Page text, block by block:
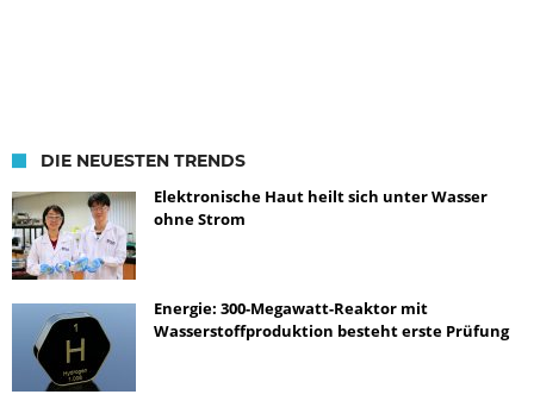
DIE NEUESTEN TRENDS
Elektronische Haut heilt sich unter Wasser
ohne Strom
Energie: 300-Megawatt-Reaktor mit
Wasserstoffproduktion besteht erste Prüfung